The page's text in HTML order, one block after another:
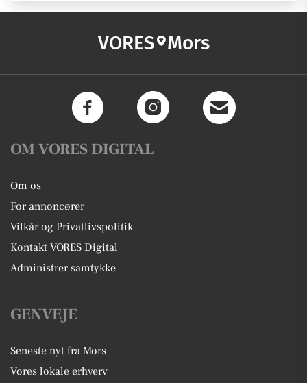
VORES Mors
OM VORES DIGITAL
Om os
For annoncører
Vilkår og Privatlivspolitik
Kontakt VORES Digital
Administrer samtykke
GENVEJE
Seneste nyt fra Mors
Vores lokale erhverv